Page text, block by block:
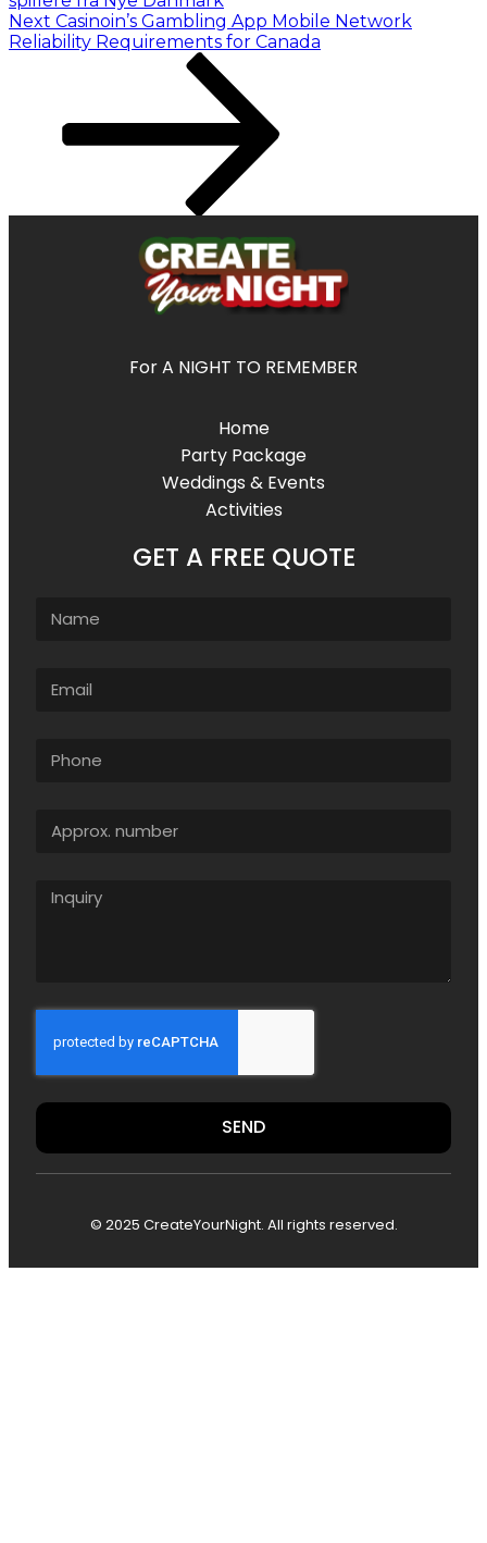
Next Casinoin’s Gambling App Mobile Network
Reliability Requirements for Canada
For A NIGHT TO REMEMBER
Home
Party Package
Weddings & Events
Activities
GET A FREE QUOTE
SEND
© 2025 CreateYourNight. All rights reserved.